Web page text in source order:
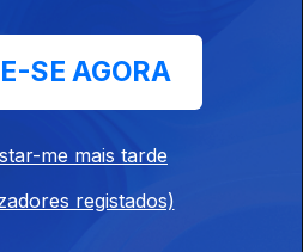
SE AGORA
me mais tarde
registados)